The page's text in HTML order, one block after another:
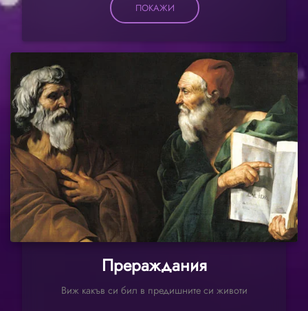
ПОКАЖИ
Прераждания
Виж какъв си бил в предишните си животи